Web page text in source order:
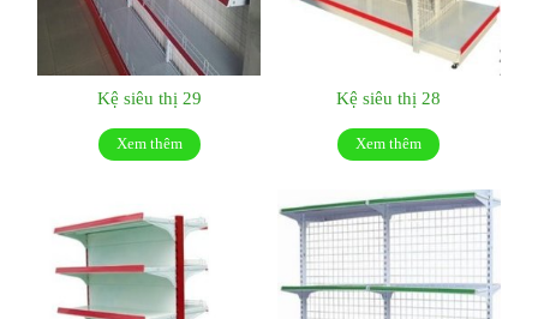
Kệ siêu thị 29
Xem thêm
Kệ siêu thị 28
Xem thêm